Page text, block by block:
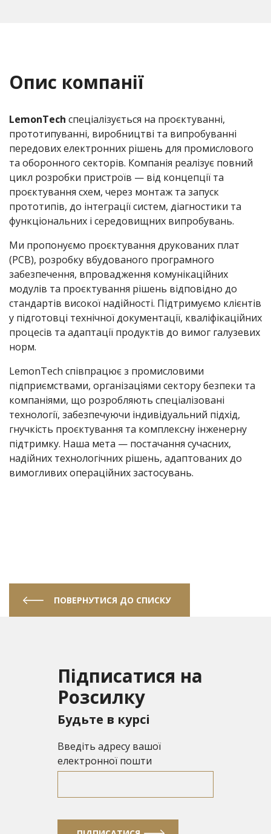
Опис компанії
LemonTech спеціалізується на проєктуванні,
прототипуванні, виробництві та випробуванні
передових електронних рішень для промислового
та оборонного секторів. Компанія реалізує повний
цикл розробки пристроїв — від концепції та
проєктування схем, через монтаж та запуск
прототипів, до інтеграції систем, діагностики та
функціональних і середовищних випробувань.
Ми пропонуємо проєктування друкованих плат
(PCB), розробку вбудованого програмного
забезпечення, впровадження комунікаційних
модулів та проєктування рішень відповідно до
стандартів високої надійності. Підтримуємо клієнтів
у підготовці технічної документації, кваліфікаційних
процесів та адаптації продуктів до вимог галузевих
норм.
LemonTech співпрацює з промисловими
підприємствами, організаціями сектору безпеки та
компаніями, що розробляють спеціалізовані
технології, забезпечуючи індивідуальний підхід,
гнучкість проєктування та комплексну інженерну
підтримку. Наша мета — постачання сучасних,
надійних технологічних рішень, адаптованих до
вимогливих операційних застосувань.
ПОВЕРНУТИСЯ ДО СПИСКУ
Підписатися на
Розсилку
Будьте в курсі
Введіть адресу вашої
електронної пошти